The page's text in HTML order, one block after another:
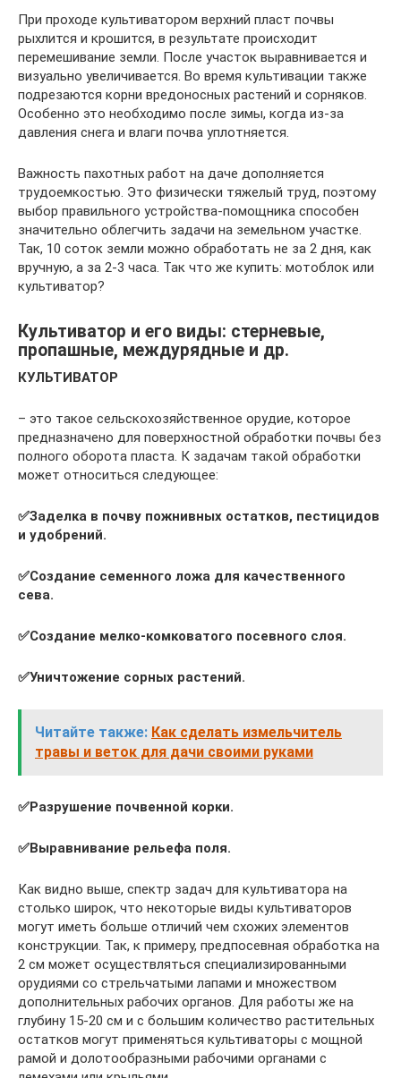
При проходе культиватором верхний пласт почвы
рыхлится и крошится, в результате происходит
перемешивание земли. После участок выравнивается и
визуально увеличивается. Во время культивации также
подрезаются корни вредоносных растений и сорняков.
Особенно это необходимо после зимы, когда из-за
давления снега и влаги почва уплотняется.
Важность пахотных работ на даче дополняется
трудоемкостью. Это физически тяжелый труд, поэтому
выбор правильного устройства-помощника способен
значительно облегчить задачи на земельном участке.
Так, 10 соток земли можно обработать не за 2 дня, как
вручную, а за 2-3 часа. Так что же купить: мотоблок или
культиватор?
Культиватор и его виды: стерневые,
пропашные, междурядные и др.
КУЛЬТИВАТОР
– это такое сельскохозяйственное орудие, которое
предназначено для поверхностной обработки почвы без
полного оборота пласта. К задачам такой обработки
может относиться следующее:
✅Заделка в почву пожнивных остатков, пестицидов
и удобрений.
✅Создание семенного ложа для качественного
сева.
✅Создание мелко-комковатого посевного слоя.
✅Уничтожение сорных растений.
Читайте также: Как сделать измельчитель
травы и веток для дачи своими руками
✅Разрушение почвенной корки.
✅Выравнивание рельефа поля.
Как видно выше, спектр задач для культиватора на
столько широк, что некоторые виды культиваторов
могут иметь больше отличий чем схожих элементов
конструкции. Так, к примеру, предпосевная обработка на
2 см может осуществляться специализированными
орудиями со стрельчатыми лапами и множеством
дополнительных рабочих органов. Для работы же на
глубину 15-20 см и с большим количество растительных
остатков могут применяться культиваторы с мощной
рамой и долотообразными рабочими органами с